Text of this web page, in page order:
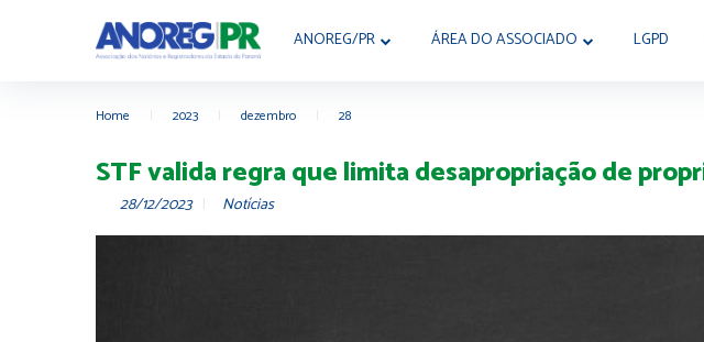
ANOREG/PR ÁREA DO ASSOCIADO LGPD
Home 2023 dezembro 28
STF valida regra que limita desapropriação de
28/12/2023 Notícias